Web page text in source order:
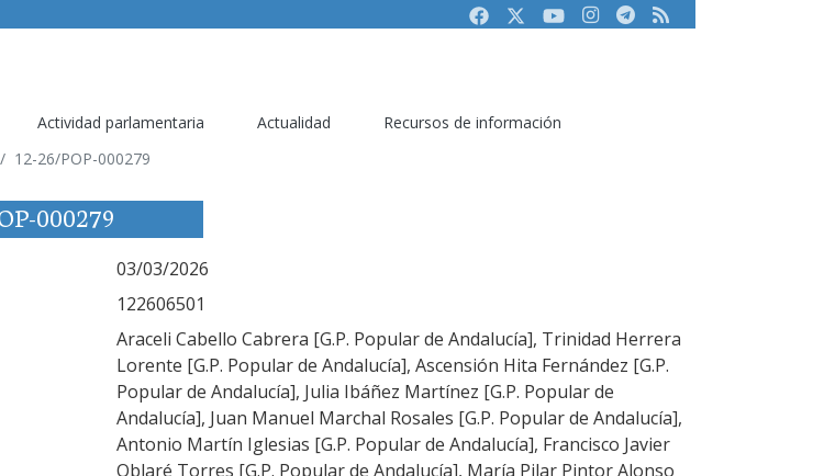
FacebookTwitterYoutubeInstagram
Telegram
RSS
Actividad parlamentaria Actualidad
Recursos de información
12-26/POP-000279
000279
03/03/2026
122606501
Araceli Cabello Cabrera [G.P. Popular de Andalucía], Trinidad Herrera
Lorente [G.P. Popular de Andalucía], Ascensión Hita Fernández [G.P.
Popular de Andalucía], Julia Ibáñez Martínez [G.P. Popular de
Andalucía], Juan Manuel Marchal Rosales [G.P. Popular de Andalucía],
Antonio Martín Iglesias [G.P. Popular de Andalucía], Francisco Javier
Oblaré Torres [G.P. Popular de Andalucía], María Pilar Pintor Alonso